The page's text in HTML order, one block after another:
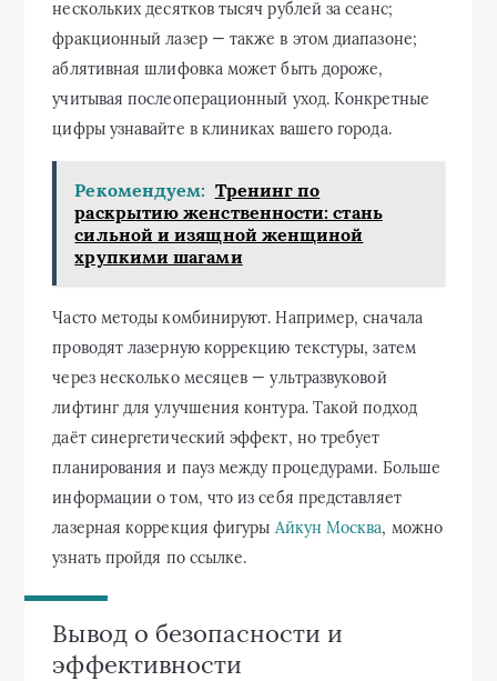
нескольких десятков тысяч рублей за сеанс;
фракционный лазер — также в этом диапазоне;
аблятивная шлифовка может быть дороже,
учитывая послеоперационный уход. Конкретные
цифры узнавайте в клиниках вашего города.
Рекомендуем: Тренинг по
раскрытию женственности: стань
сильной и изящной женщиной
хрупкими шагами
Часто методы комбинируют. Например, сначала
проводят лазерную коррекцию текстуры, затем
через несколько месяцев — ультразвуковой
лифтинг для улучшения контура. Такой подход
даёт синергетический эффект, но требует
планирования и пауз между процедурами. Больше
информации о том, что из себя представляет
лазерная коррекция фигуры Айкун Москва, можно
узнать пройдя по ссылке.
Вывод о безопасности и
эффективности